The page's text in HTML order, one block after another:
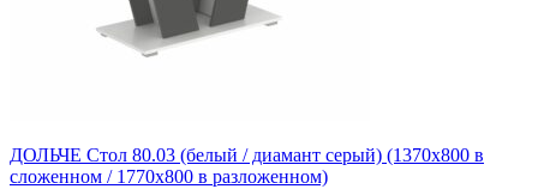
ДОЛЬЧЕ Стол 80.03 (белый / диамант серый) (1370х800 в
сложенном / 1770х800 в разложенном)